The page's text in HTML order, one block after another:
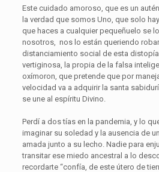
Este cuidado amoroso, que es un
la verdad que somos Uno, que solo
que haces a cualquier pequeñuelo se
nosotros, nos lo están queriendo
distanciamiento social de esta
vertiginosa, la propia de la falsa
oxímoron, que pretende que por
velocidad va a adquirir la santa
se une al espíritu Divino.
Perdí a dos tías en la pandemia, y lo
imaginar su soledad y la ausencia de
amada junto a su lecho. Nadie para
transitar ese miedo ancestral a lo
recordarte “confía, de este útero de